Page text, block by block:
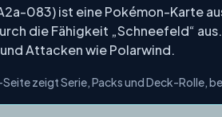
083) ist eine Pokémon-Karte
die Fähigkeit „Schneefeld“
und Attacken wie Polarwind.
zeigt Serie, Packs und Deck-Rolle,